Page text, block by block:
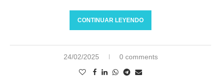
CONTINUAR LEYENDO
24/02/2025 0 comments